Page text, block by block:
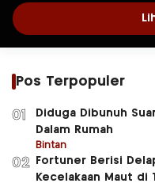
Pos Terpopuler
01
Diduga Dibunuh
Dalam Rumah
Bintan
02
Fortuner Berisi
Kecelakaan Maut di